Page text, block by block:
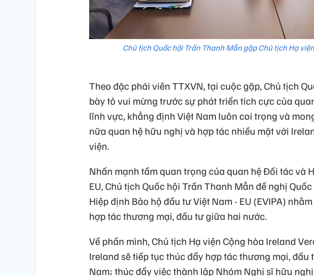
Chủ tịch Quốc hội Trần Thanh Mẫn gặp Chủ tịch Hạ
Theo đặc phái viên TTXVN, tại cuộc gặp, Chủ tịch
bày tỏ vui mừng trước sự phát triển tích cực của
lĩnh vực, khẳng định Việt Nam luôn coi trọng và
nữa quan hệ hữu nghị và hợp tác nhiều mặt với
viện.
Nhấn mạnh tầm quan trọng của quan hệ Đối tác và
EU, Chủ tịch Quốc hội Trần Thanh Mẫn đề nghị
Hiệp định Bảo hộ đầu tư Việt Nam - EU (EVIPA)
hợp tác thương mại, đầu tư giữa hai nước.
Về phần mình, Chủ tịch Hạ viện Cộng hòa Ireland
Ireland sẽ tiếp tục thúc đẩy hợp tác thương mại, đầu
Nam; thúc đẩy việc thành lập Nhóm Nghị sĩ hữu